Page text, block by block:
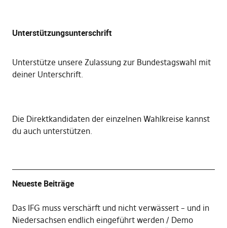
Unterstützungsunterschrift
Unterstütze unsere Zulassung zur Bundestagswahl mit
deiner Unterschrift.
Die Direktkandidaten der einzelnen Wahlkreise kannst
du auch unterstützen.
Neueste Beiträge
Das IFG muss verschärft und nicht verwässert – und in
Niedersachsen endlich eingeführt werden
Demo